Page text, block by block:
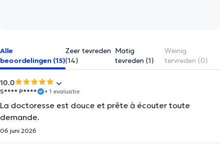
Alle
beoordelingen (15)
Zeer tevreden
(14)
Matig
tevreden (1)
Weinig
tervreden (0)
10.0
S**** P**** • 1 evaluatie
La doctoresse est douce et prête à écouter toute
demande.
06 juni 2026